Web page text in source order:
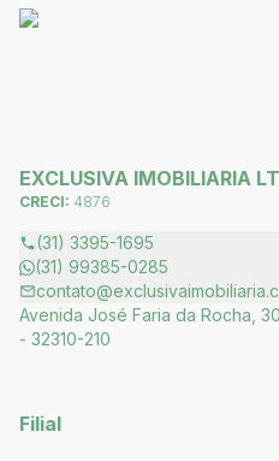
EXCLUSIVA IMOBILIARIA
CRECI: 4876
(31) 3395-1695
(31) 99385-0285
Avenida José Faria da Rocha,
- 32310-210
Filial